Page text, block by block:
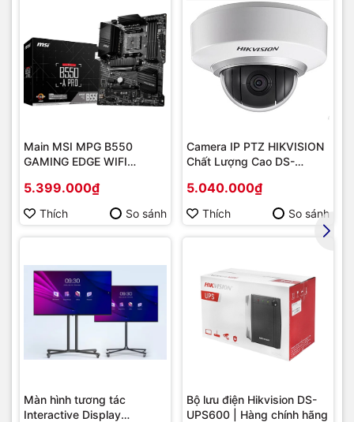
Main MSI MPG B550
GAMING EDGE WIFI
Socket AM4/ VGA
onboard)
5.399.000₫
Thích So sánh
Camera IP PTZ HIKVISION
Chất Lượng Cao DS-
5.040.000₫
Thích So sánh
Màn hình tương tác
Interactive Display
Bộ lưu điện Hikvision DS-
UPS600 | Hàng chính hãng